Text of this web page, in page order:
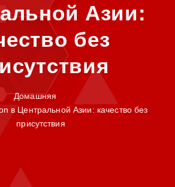
Азии:
без
Домашняя
в Центральной Азии: качество без
присутствия